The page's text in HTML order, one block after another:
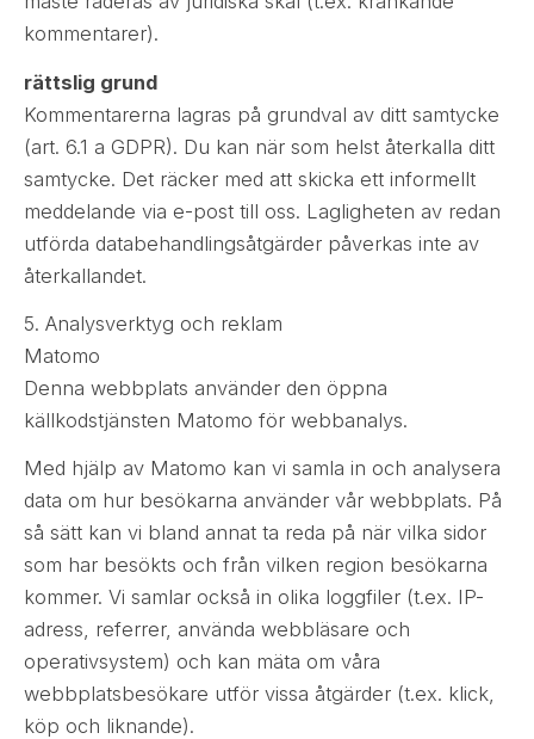
kommentarer).
rättslig grund
Kommentarerna lagras på grundval av ditt samtycke
(art. 6.1 a GDPR). Du kan när som helst återkalla ditt
samtycke. Det räcker med att skicka ett informellt
meddelande via e-post till oss. Lagligheten av redan
utförda databehandlingsåtgärder påverkas inte av
återkallandet.
5. Analysverktyg och reklam
Matomo
Denna webbplats använder den öppna
källkodstjänsten Matomo för webbanalys.
Med hjälp av Matomo kan vi samla in och analysera
data om hur besökarna använder vår webbplats. På
så sätt kan vi bland annat ta reda på när vilka sidor
som har besökts och från vilken region besökarna
kommer. Vi samlar också in olika loggfiler (t.ex. IP-
adress, referrer, använda webbläsare och
operativsystem) och kan mäta om våra
webbplatsbesökare utför vissa åtgärder (t.ex. klick,
köp och liknande).